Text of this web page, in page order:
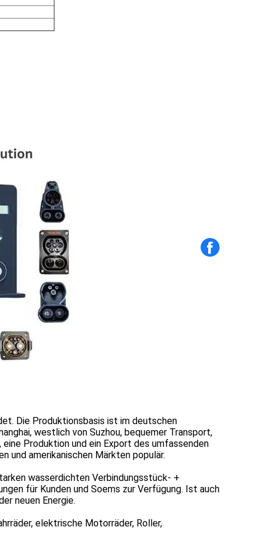
Die Produktionsbasis ist im deutschen
westlich von Suzhou, bequemer Transport,
Produktion und ein Export des umfassenden
und amerikanischen Märkten populär.
wasserdichten Verbindungsstück- +
für Kunden und Soems zur Verfügung. Ist auch
neuen Energie.
elektrische Motorräder, Roller,